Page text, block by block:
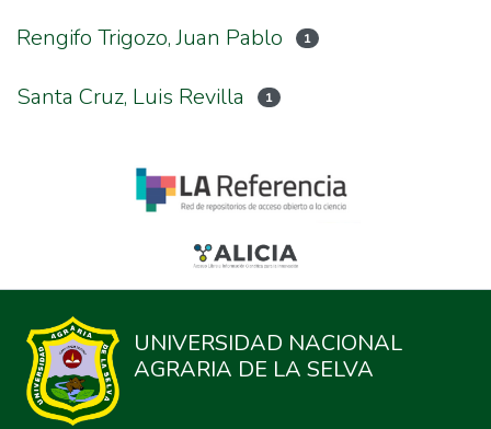
Rengifo Trigozo, Juan Pablo 1
Santa Cruz, Luis Revilla 1
UNIVERSIDAD NACIONAL
AGRARIA DE LA SELVA